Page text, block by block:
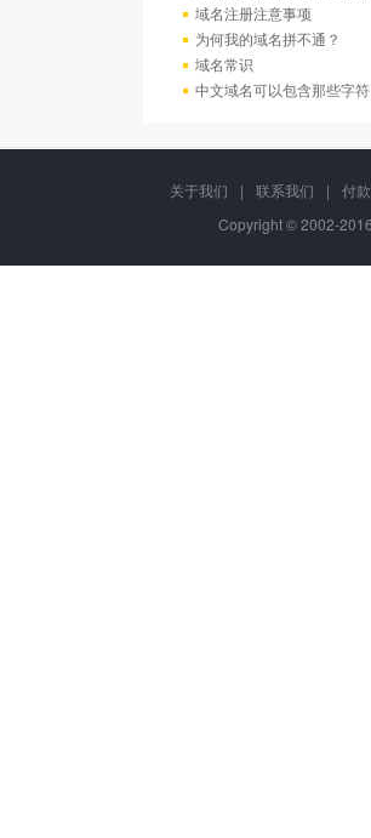
域名注册注意事项
为何我的域名拼不通？
域名常识
中文域名可以包含那些字
关于我们 | 联系我们 |
付
Copyright © 2002-